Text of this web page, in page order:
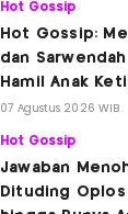
Hot Gossip
Hot Gossip:
dan
Hamil Anak
07 Agustus 2026 WIB
Hot Gossip
Jawaban
Dituding